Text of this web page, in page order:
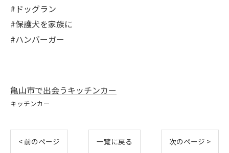
#ドッグラン
#保護犬を家族に
#ハンバーガー
亀山市で出会うキッチンカー
キッチンカー
< 前のページ 一覧に戻る 次のページ >